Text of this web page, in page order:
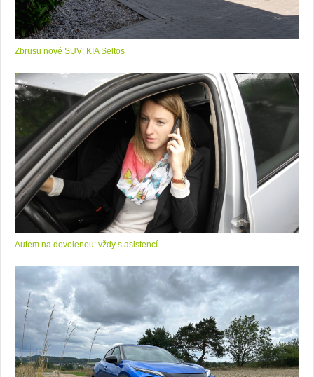
Zbrusu nové SUV: KIA Seltos
Autem na dovolenou: vždy s asistencí